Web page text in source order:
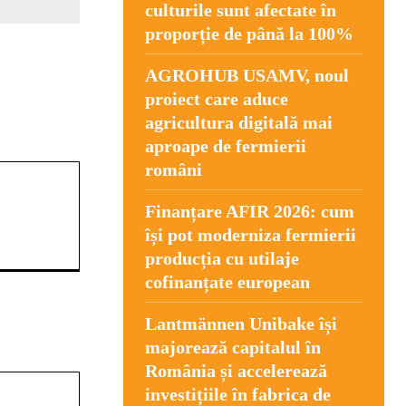
culturile sunt afectate în
proporție de până la 100%
AGROHUB USAMV, noul
proiect care aduce
agricultura digitală mai
aproape de fermierii
români
Finanțare AFIR 2026: cum
își pot moderniza fermierii
producția cu utilaje
cofinanțate european
Lantmännen Unibake își
majorează capitalul în
România și accelerează
investițiile în fabrica de